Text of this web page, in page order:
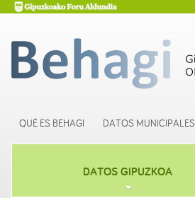
QUÉ ES BEHAGI DATOS MUNICIPALES
DATOS GIPUZKOA